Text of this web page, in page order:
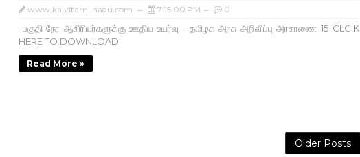
www.kalvitamilnadu.com 7:15:00 PM 0
பகுதி நேர ஆசிரியர்களுக்கு ஊதிய உயர்வு - தமிழக அரசு அறிவிப்பு அரசாணை 15 CLCIK
HERE TO DOWNLOAD
Read More »
Older Posts